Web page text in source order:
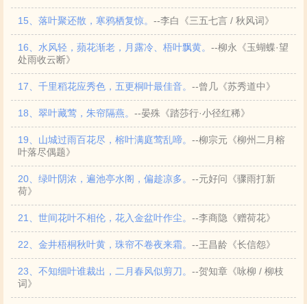
15、落叶聚还散，寒鸦栖复惊。 --李白《三五七言 / 秋风词》
16、水风轻，蘋花渐老，月露冷、梧叶飘黄。 --柳永《玉蝴蝶·望
处雨收云断》
17、千里稻花应秀色，五更桐叶最佳音。 --曾几《苏秀道中》
18、翠叶藏莺，朱帘隔燕。 --晏殊《踏莎行·小径红稀》
19、山城过雨百花尽，榕叶满庭莺乱啼。 --柳宗元《柳州二月榕
叶落尽偶题》
20、绿叶阴浓，遍池亭水阁，偏趁凉多。 --元好问《骤雨打新
荷》
21、世间花叶不相伦，花入金盆叶作尘。 --李商隐《赠荷花》
22、金井梧桐秋叶黄，珠帘不卷夜来霜。 --王昌龄《长信怨》
23、不知细叶谁裁出，二月春风似剪刀。 --贺知章《咏柳 / 柳枝
词》